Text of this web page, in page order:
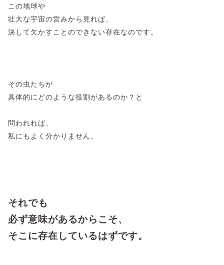
この地球や
壮大な宇宙の営みから見れば、
決して欠かすことのできない存在なのです。
その虫たちが
具体的にどのような役割があるのか？と
問われれば、
私にもよく分かりません。
それでも
必ず意味があるからこそ、
そこに存在しているはずです。